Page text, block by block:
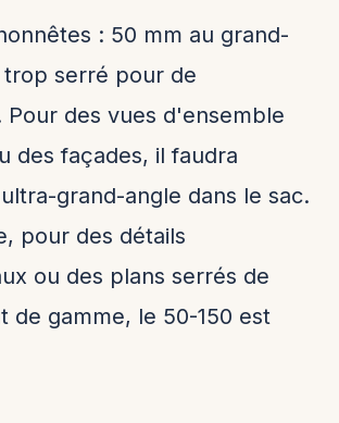
: 50 mm au grand-
serré pour de
Pour des vues d'ensemble
des façades, il faudra
grand-angle dans le sac.
pour des détails
ou des plans serrés de
de gamme, le 50-150 est